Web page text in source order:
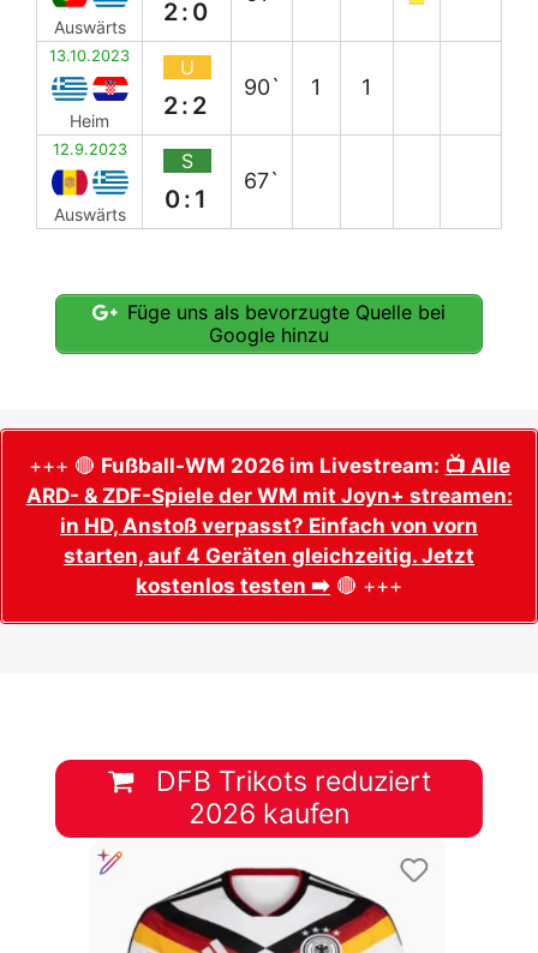
Auswärts
2:0
13.10.2023
Heim
U
2:2
90` 1 1
12.9.2023
Auswärts
S
0:1
67`
Füge uns als bevorzugte Quelle bei
Google hinzu
+++ 🔴 Fußball-WM 2026 im Livestream: 📺 Alle
ARD- & ZDF-Spiele der WM mit Joyn+ streamen:
in HD, Anstoß verpasst? Einfach von vorn
starten, auf 4 Geräten gleichzeitig. Jetzt
kostenlos testen ➡️ 🔴 +++
DFB Trikots reduziert
2026 kaufen